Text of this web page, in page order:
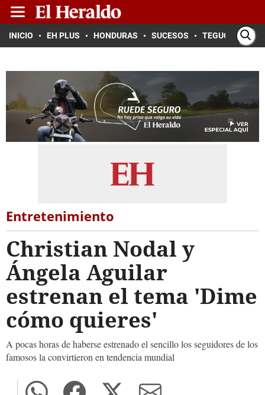
INICIO EH PLUS HONDURAS SUCESOS TEGUCIGALPA
Entretenimiento
Christian Nodal y
Ángela Aguilar
estrenan el tema 'Dime
cómo quieres'
A pocas horas de haberse estrenado el sencillo los seguidores de los
famosos la convirtieron en tendencia mundial